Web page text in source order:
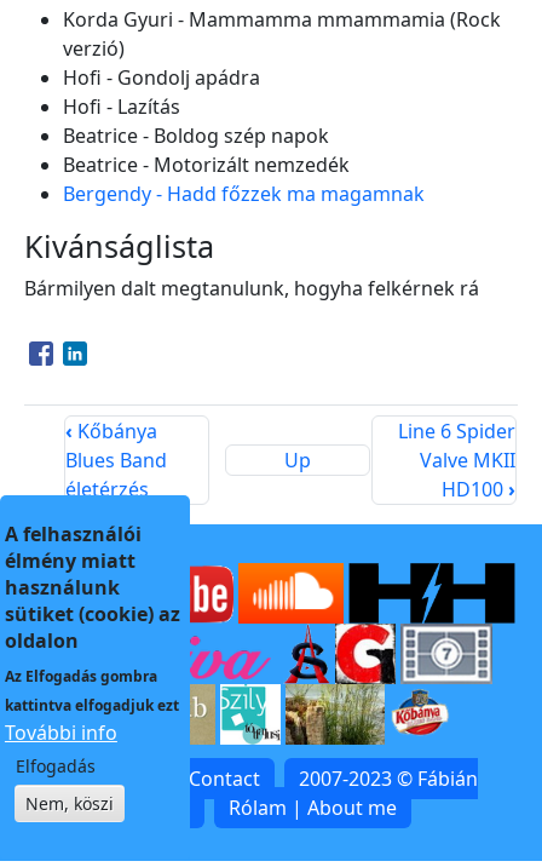
Korda Gyuri - Mammamma mmammamia (Rock
verzió)
Hofi - Gondolj apádra
Hofi - Lazítás
Beatrice - Boldog szép napok
Beatrice - Motorizált nemzedék
Bergendy - Hadd főzzek ma magamnak
Kivánságlista
Bármilyen dalt megtanulunk, hogyha felkérnek rá
Opens in a new window
Opens in a new window
‹ Kőbánya
Blues Band
életérzés
Up
Line 6 Spider
Valve MKII
HD100›
Kapcsolat | Contact
2007-2023 © Fábián
Rólam | About me
A felhasználói
élmény miatt
használunk
sütiket (cookie) az
oldalon
Az Elfogadásgombra
kattintva elfogadjuk ezt
További info
Elfogadás
Nem, köszi